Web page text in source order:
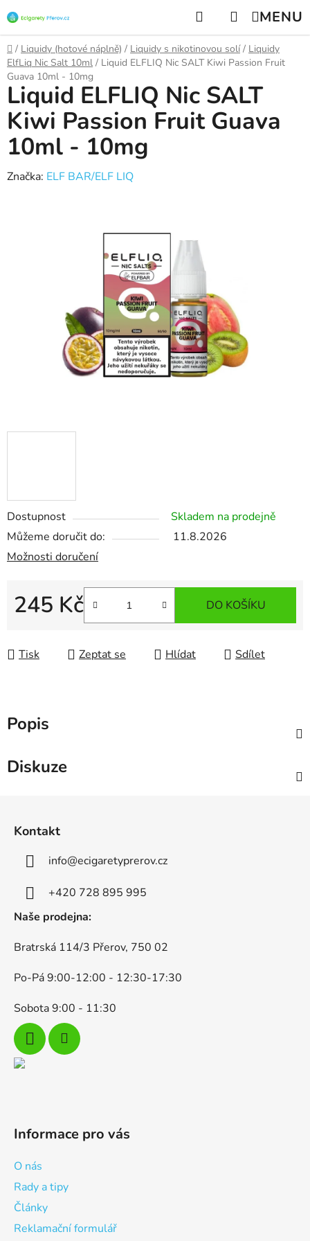
na
obsah
Hledat NÁKUPNÍ
KOŠÍK
Domů
/ Liquidy (hotové náplně) / Liquidy s nikotinovou solí / Liquidy
ElfLiq Nic Salt 10ml / Liquid ELFLIQ Nic SALT Kiwi Passion Fruit
Guava 10ml - 10mg
Dostupnost
Skladem na prodejně
Můžeme doručit do:
11.8.2026
Možnosti doručení
245 Kč DO KOŠÍKU
Tisk Zeptat se Hlídat Sdílet
Liquid ELFLIQ Nic SALT
Kiwi Passion Fruit Guava
10ml - 10mg
Značka: ELF BAR/ELF LIQ
Popis
Diskuze
Kontakt
info@ecigaretyprerov.cz
+420 728 895 995
Naše prodejna:
Bratrská 114/3 Přerov, 750 02
Po-Pá 9:00-12:00 - 12:30-17:30
Sobota 9:00 - 11:30
Informace pro vás
O nás
Rady a tipy
Články
Reklamační formulář